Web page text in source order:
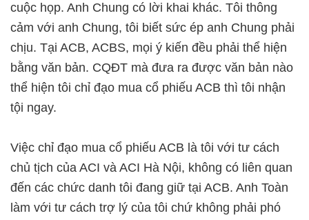
cuộc họp. Anh Chung có lời khai khác. Tôi thông
cảm với anh Chung, tôi biết sức ép anh Chung phải
chịu. Tại ACB, ACBS, mọi ý kiến đều phải thể hiện
bằng văn bản. CQĐT mà đưa ra được văn bản nào
thể hiện tôi chỉ đạo mua cổ phiếu ACB thì tôi nhận
tội ngay.
Việc chỉ đạo mua cổ phiếu ACB là tôi với tư cách
chủ tịch của ACI và ACI Hà Nội, không có liên quan
đến các chức danh tôi đang giữ tại ACB. Anh Toàn
làm với tư cách trợ lý của tôi chứ không phải phó